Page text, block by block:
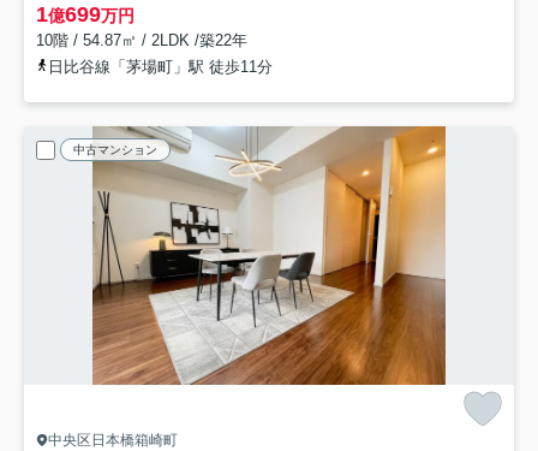
1億699万円
10階 / 54.87㎡ / 2LDK /築22年
日比谷線「茅場町」駅 徒歩11分
中古マンション
中央区日本橋箱崎町